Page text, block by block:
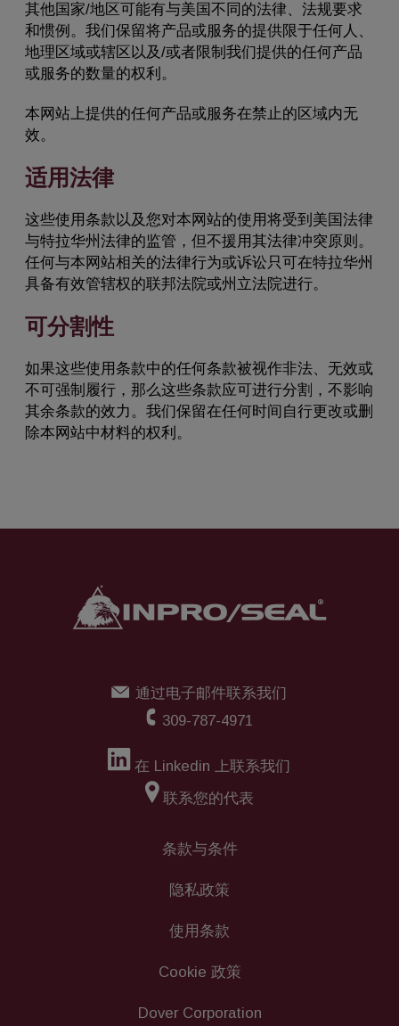
其他国家/地区可能有与美国不同的法律、法规要求
和惯例。我们保留将产品或服务的提供限于任何人、
地理区域或辖区以及/或者限制我们提供的任何产品
或服务的数量的权利。
本网站上提供的任何产品或服务在禁止的区域内无
效。
适用法律
这些使用条款以及您对本网站的使用将受到美国法律
与特拉华州法律的监管，但不援用其法律冲突原则。
任何与本网站相关的法律行为或诉讼只可在特拉华州
具备有效管辖权的联邦法院或州立法院进行。
可分割性
如果这些使用条款中的任何条款被视作非法、无效或
不可强制履行，那么这些条款应可进行分割，不影响
其余条款的效力。我们保留在任何时间自行更改或删
除本网站中材料的权利。
通过电子邮件联系我们
309-787-4971
在 Linkedin 上联系我们
联系您的代表
条款与条件
隐私政策
使用条款
Cookie 政策
Dover Corporation